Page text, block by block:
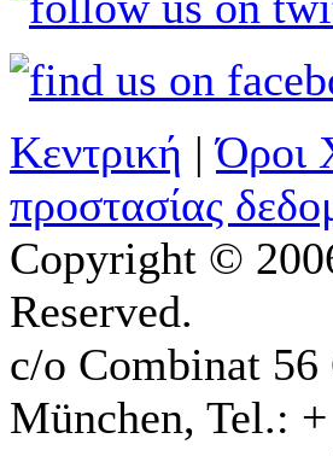
Κεντρική |Όροι
προστασίας
Copyright ©
Reserved.
c/o Combinat
München, Tel.: